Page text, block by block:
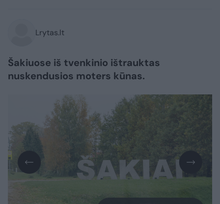
Lrytas.lt
Šakiuose iš tvenkinio ištrauktas
nuskendusios moters kūnas.